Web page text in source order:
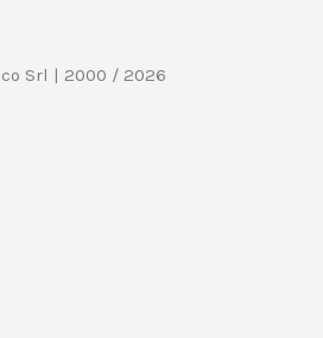
Srl | 2000 / 2026